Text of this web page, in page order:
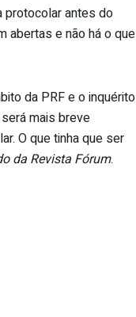
protocolar antes do
abertas e não há o que
da PRF e o inquérito
mais breve
O que tinha que ser
da Revista Fórum.